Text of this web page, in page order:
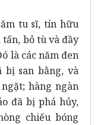
tu sĩ, tín hữu
bỏ tù và đầy
là các năm đen
san bằng, và
hàng ngàn
đã bị phá hủy,
chiếu bóng